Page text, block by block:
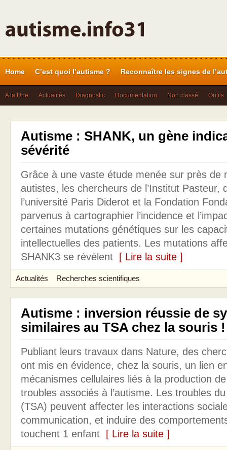
Home C’est quoi l’autisme ? Reconnaître les signes de
A la Une Actualités Diagnostic Documentation Non classé Outils
Autisme : SHANK, un gène
sévérité
Grâce à une vaste étude menée sur près de
autistes, les chercheurs de l’Institut Pasteur,
l’université Paris Diderot et la Fondation
parvenus à cartographier l’incidence et
certaines mutations génétiques sur les
intellectuelles des patients. Les mutations
SHANK3 se révèlent [ Lire la suite ]
Actualités Recherches scientifiques
Autisme : inversion réussie de
similaires au TSA chez la souris !
Publiant leurs travaux dans Nature, des
ont mis en évidence, chez la souris, un lien
mécanismes cellulaires liés à la production
troubles associés à l’autisme. Les troubles
(TSA) peuvent affecter les interactions
communication, et induire des
touchent 1 enfant [ Lire la suite ]